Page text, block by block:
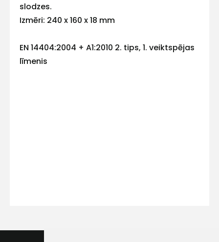
slodzes.
Izmēri: 240 x 160 x 18 mm
EN 14404:2004 + A1:2010 2. tips, 1. veiktspējas
līmenis